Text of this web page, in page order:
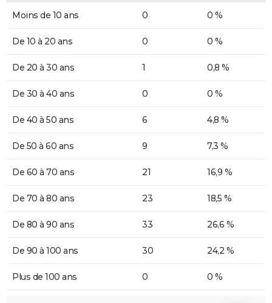
Moins de 10 ans 0 0 %
De 10 à 20 ans 0 0 %
De 20 à 30 ans 1 0,8 %
De 30 à 40 ans 0 0 %
De 40 à 50 ans 6 4,8 %
De 50 à 60 ans 9 7,3 %
De 60 à 70 ans 21 16,9 %
De 70 à 80 ans 23 18,5 %
De 80 à 90 ans 33 26,6 %
De 90 à 100 ans 30 24,2 %
Plus de 100 ans 0 0 %